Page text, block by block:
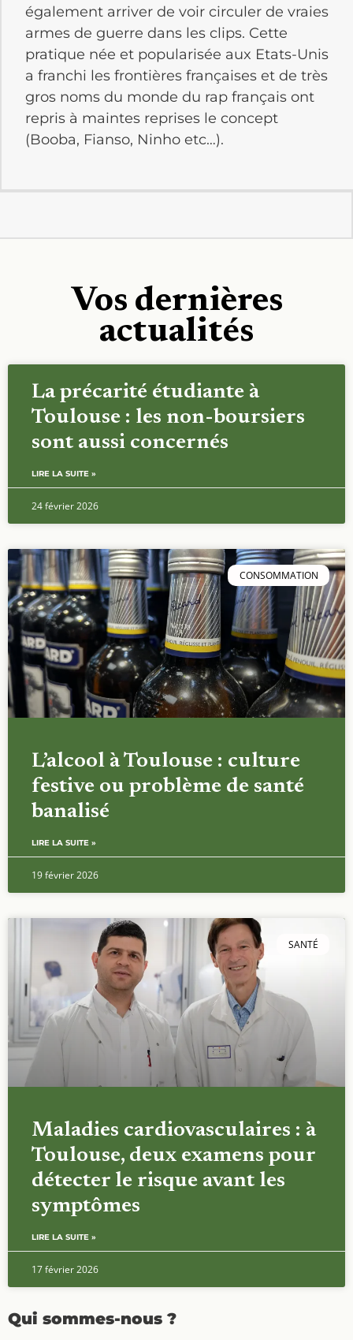
également arriver de voir circuler de vraies
armes de guerre dans les clips. Cette
pratique née et popularisée aux Etats-Unis
a franchi les frontières françaises et de très
gros noms du monde du rap français ont
repris à maintes reprises le concept
(Booba, Fianso, Ninho etc…).
Vos dernières
actualités
La précarité étudiante à
Toulouse : les non-boursiers
sont aussi concernés
LIRE LA SUITE »
24 février 2026
CONSOMMATION
L’alcool à Toulouse : culture
festive ou problème de santé
banalisé
LIRE LA SUITE »
19 février 2026
SANTÉ
Maladies cardiovasculaires : à
Toulouse, deux examens pour
détecter le risque avant les
symptômes
LIRE LA SUITE »
17 février 2026
Qui sommes-nous ?